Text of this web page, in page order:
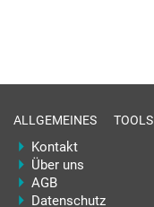
ALLGEMEINES
Kontakt
Über uns
AGB
Datenschutz
TOOLS